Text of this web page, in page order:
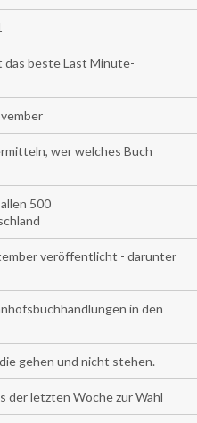
das beste Last Minute-
wer welches Buch
500
veröffentlicht - darunter
in den
gehen und nicht stehen.
der letzten Woche zur Wahl